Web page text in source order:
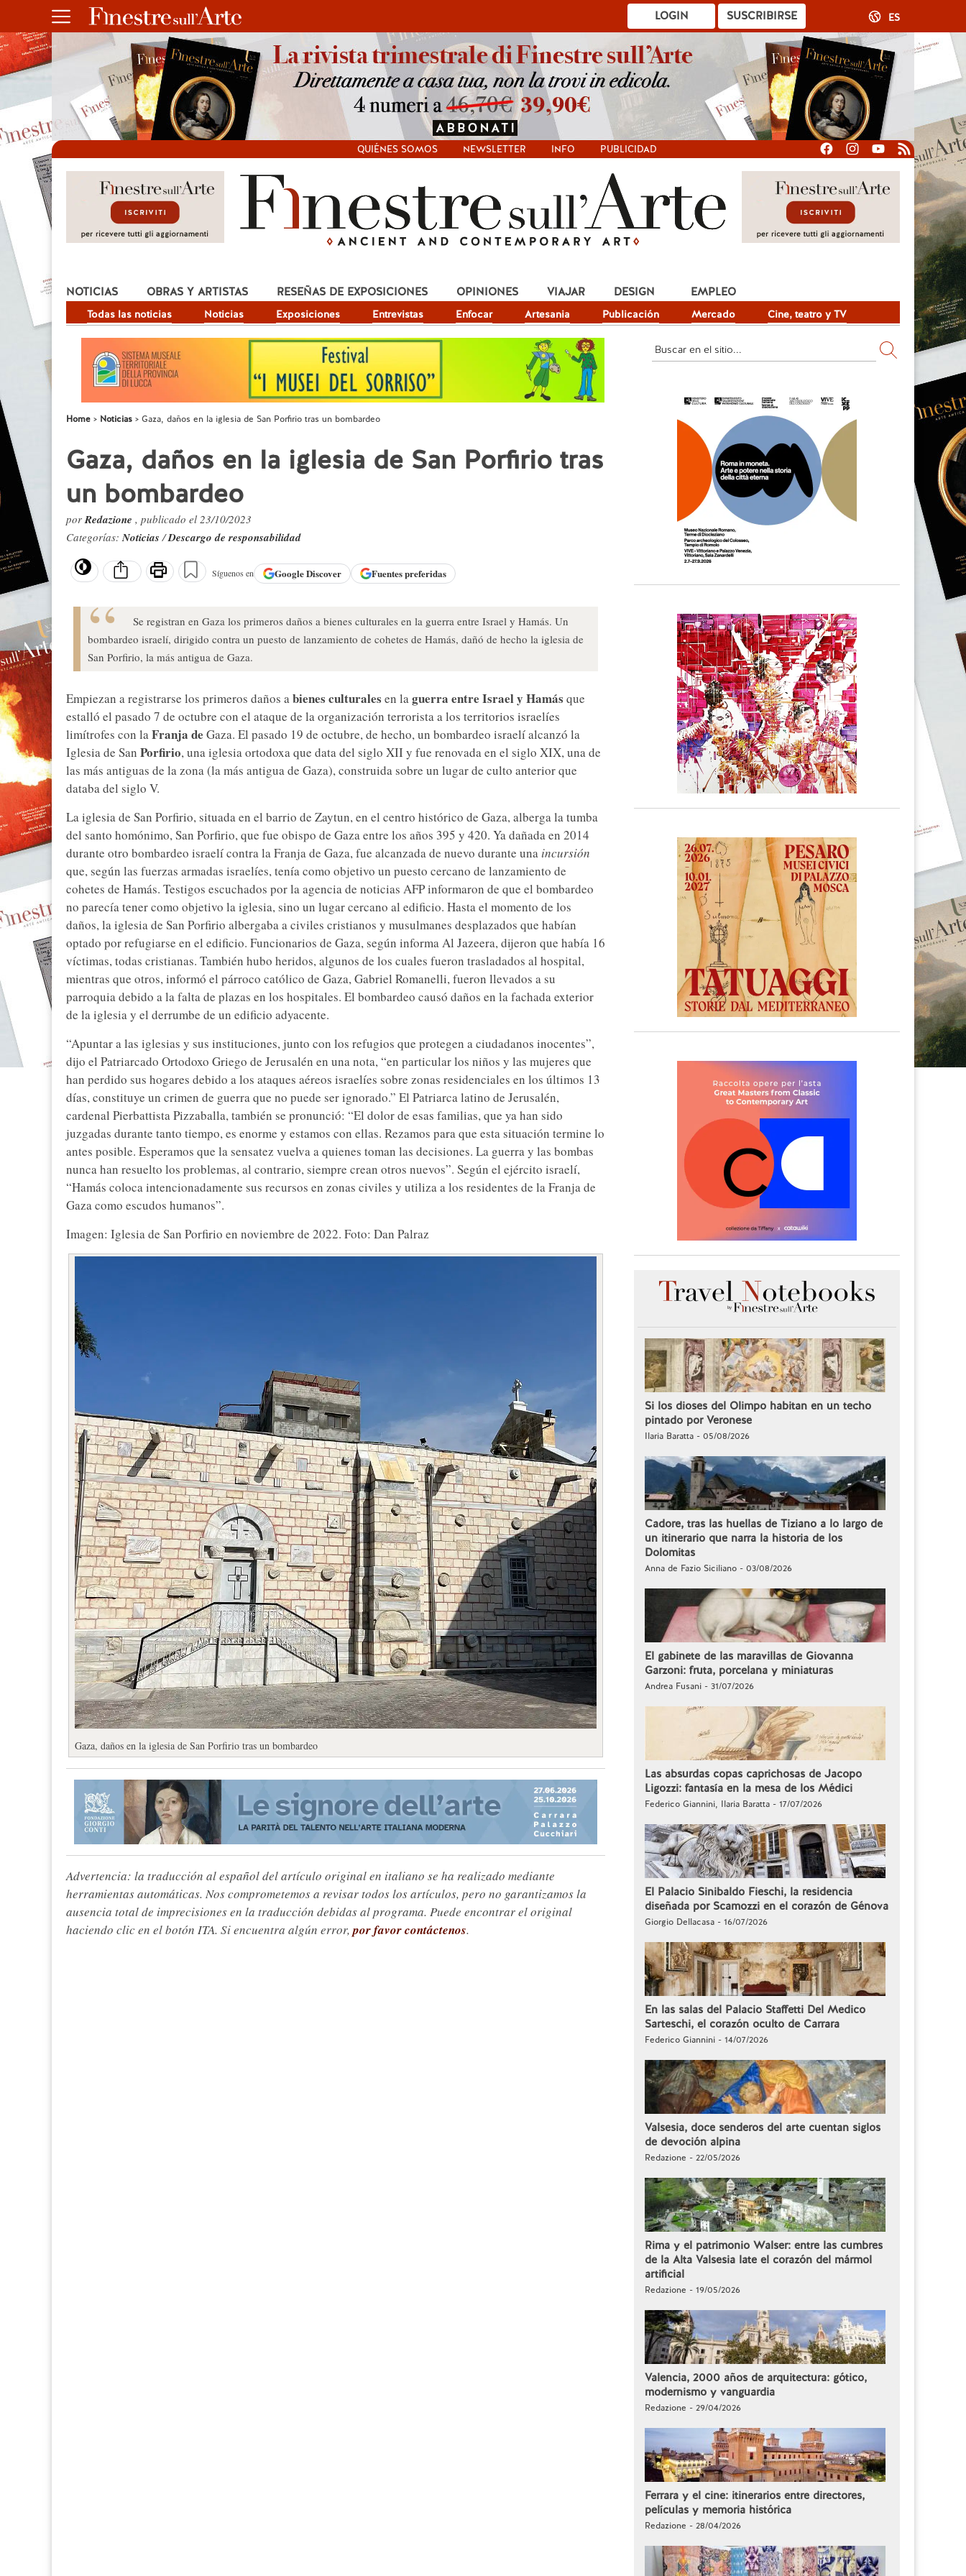
SUSCRIBIRSE
LOGIN ES
QUIÉNES SOMOS NEWSLETTER INFO PUBLICIDAD
NOTICIAS
Todas las noticias Noticias Exposiciones Entrevistas Enfocar Artesania Publicación Mercado Cine, teatro y TV
OBRAS Y ARTISTAS RESEÑAS DE EXPOSICIONES OPINIONES VIAJAR DESIGN EMPLEO
Home Noticias Gaza, daños en la iglesia de San Porfirio tras un bombardeo
Gaza, daños en la iglesia de San Porfirio tras
un bombardeo
porRedazione , publicado el 23/10/2023
Categorías:Noticias/Descargo de responsabilidad
Síguenos en GoogleDiscover Fuentes preferidas
Se registran en Gaza los primeros daños a bienes culturales en la guerra entre Israel y Hamás. Un
bombardeo israelí, dirigido contra un puesto de lanzamiento de cohetes de Hamás, dañó de hecho la iglesia de
San Porfirio, la más antigua de Gaza.
Empiezan a registrarse los primeros daños abienes culturales en laguerra entre Israel y Hamás que
estalló el pasado 7 de octubre con el ataque de la organización terrorista a los territorios israelíes
limítrofes con laFranja de Gaza. El pasado 19 de octubre, de hecho, un bombardeo israelí alcanzó la
Iglesia de San Porfirio, una iglesia ortodoxa que data del siglo XII y fue renovada en el siglo XIX, una de
las más antiguas de la zona (la más antigua de Gaza), construida sobre un lugar de culto anterior que
databa del siglo V.
La iglesia de San Porfirio, situada en el barrio de Zaytun, en el centro histórico de Gaza, alberga la tumba
del santo homónimo, San Porfirio, que fue obispo de Gaza entre los años 395 y 420. Ya dañada en 2014
durante otro bombardeo israelí contra la Franja de Gaza, fue alcanzada de nuevo durante una incursión
que, según las fuerzas armadas israelíes, tenía como objetivo un puesto cercano de lanzamiento de
cohetes de Hamás. Testigos escuchados por la agencia de noticias AFP informaron de que el bombardeo
no parecía tener como objetivo la iglesia, sino un lugar cercano al edificio. Hasta el momento de los
daños, la iglesia de San Porfirio albergaba a civiles cristianos y musulmanes desplazados que habían
optado por refugiarse en el edificio. Funcionarios de Gaza, según informa Al Jazeera, dijeron que había 16
víctimas, todas cristianas. También hubo heridos, algunos de los cuales fueron trasladados al hospital,
mientras que otros, informó el párroco católico de Gaza, Gabriel Romanelli, fueron llevados a su
parroquia debido a la falta de plazas en los hospitales. El bombardeo causó daños en la fachada exterior
de la iglesia y el derrumbe de un edificio adyacente.
“Apuntar a las iglesias y sus instituciones, junto con los refugios que protegen a ciudadanos inocentes”,
dijo el Patriarcado Ortodoxo Griego de Jerusalén en una nota, “en particular los niños y las mujeres que
han perdido sus hogares debido a los ataques aéreos israelíes sobre zonas residenciales en los últimos 13
días, constituye un crimen de guerra que no puede ser ignorado.” El Patriarca latino de Jerusalén,
cardenal Pierbattista Pizzaballa, también se pronunció: “El dolor de esas familias, que ya han sido
juzgadas durante tanto tiempo, es enorme y estamos con ellas. Rezamos para que esta situación termine lo
antes posible. Esperamos que la sensatez vuelva a quienes toman las decisiones. La guerra y las bombas
nunca han resuelto los problemas, al contrario, siempre crean otros nuevos”. Según el ejército israelí,
“Hamás coloca intencionadamente sus recursos en zonas civiles y utiliza a los residentes de la Franja de
Gaza como escudos humanos”.
Imagen: Iglesia de San Porfirio en noviembre de 2022. Foto: Dan Palraz
Gaza, daños en la iglesia de San Porfirio tras un bombardeo
Advertencia: la traducción al español del artículo original en italiano se ha realizado mediante
herramientas automáticas. Nos comprometemos a revisar todos los artículos, pero no garantizamos la
ausencia total de imprecisiones en la traducción debidas al programa. Puede encontrar el original
haciendo clic en el botón ITA. Si encuentra algún error,por favor contáctenos.
Si los dioses del Olimpo habitan en un techo
pintado por Veronese
Ilaria Baratta - 05/08/2026
Cadore, tras las huellas de Tiziano a lo largo de
un itinerario que narra la historia de los
Dolomitas
Anna de Fazio Siciliano - 03/08/2026
El gabinete de las maravillas de Giovanna
Garzoni: fruta, porcelana y miniaturas
Andrea Fusani - 31/07/2026
Las absurdas copas caprichosas de Jacopo
Ligozzi: fantasía en la mesa de los Médici
Federico Giannini, Ilaria Baratta - 17/07/2026
El Palacio Sinibaldo Fieschi, la residencia
diseñada por Scamozzi en el corazón de Génova
Giorgio Dellacasa - 16/07/2026
En las salas del Palacio Staffetti Del Medico
Sarteschi, el corazón oculto de Carrara
Federico Giannini - 14/07/2026
Valsesia, doce senderos del arte cuentan siglos
de devoción alpina
Redazione - 22/05/2026
Rima y el patrimonio Walser: entre las cumbres
de la Alta Valsesia late el corazón del mármol
artificial
Redazione - 19/05/2026
Valencia, 2000 años de arquitectura: gótico,
modernismo y vanguardia
Redazione - 29/04/2026
Ferrara y el cine: itinerarios entre directores,
películas y memoria histórica
Redazione - 28/04/2026